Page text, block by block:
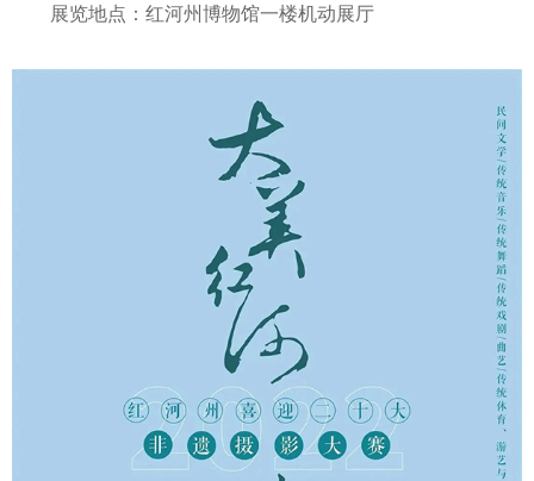
展览地点：红河州博物馆一楼机动展厅